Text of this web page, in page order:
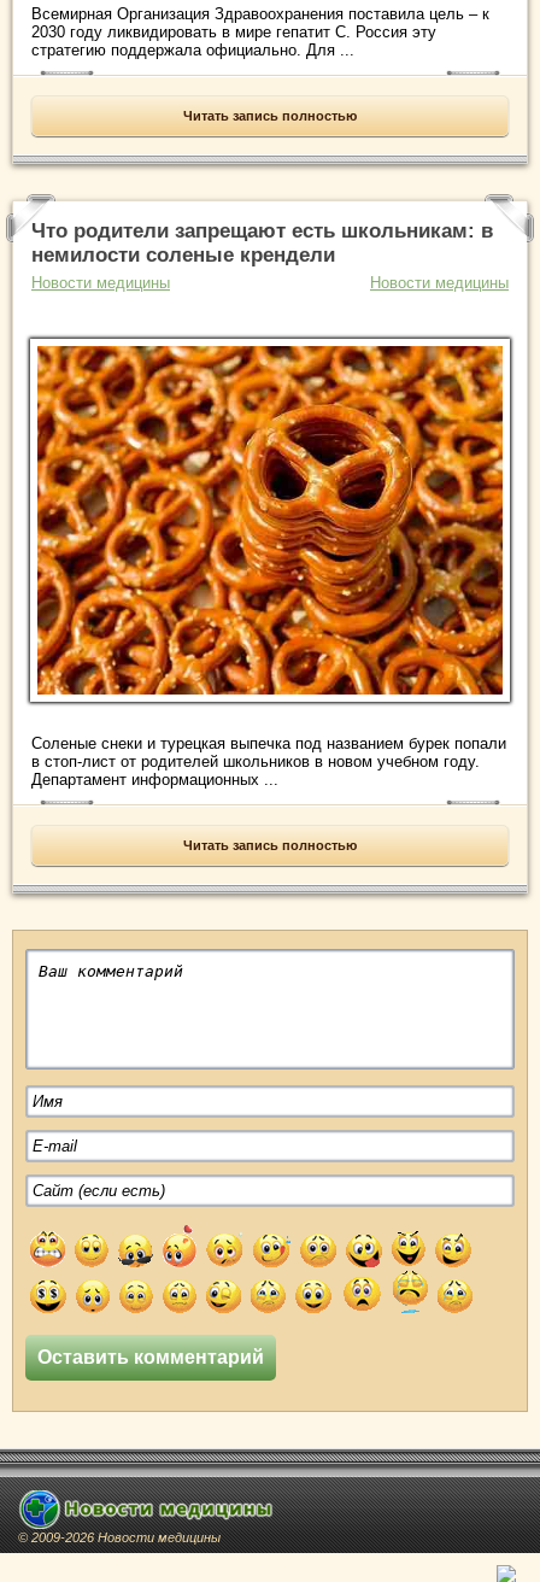
Всемирная Организация Здравоохранения поставила цель – к
2030 году ликвидировать в мире гепатит С. Россия эту
cтратегию поддержала официально. Для ...
Читать запись полностью
Что родители запрещают есть школьникам: в
немилости соленые крендели
Новости медицины Новости медицины
Соленые снеки и турецкая выпечка под названием бурек попали
в стоп-лист от родителей школьников в новом учебном году.
Департамент информационных ...
Читать запись полностью
© 2009-2026 Новости медицины